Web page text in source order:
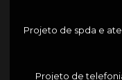
Projeto de spda e
Projeto de